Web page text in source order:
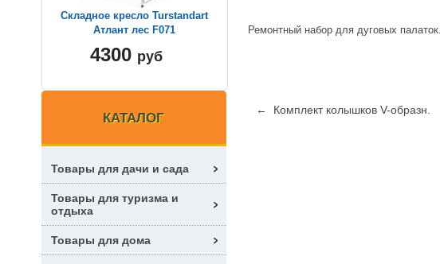
Ремонтный набор для дуговых палаток.
← Комплект колышков V-образн.
Складное кресло Turstandart
Атлант лес F071
4300 руб
КАТАЛОГ
Товары для дачи и сада
Товары для туризма и
отдыха
Товары для дома